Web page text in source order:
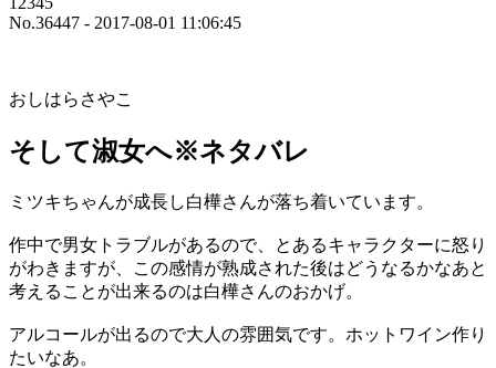
No.36447 - 2017-08-01 11:06:45
おしはらさやこ
そして淑女へ※ネタバレ
ミツキちゃんが成長し白樺さんが落ち着いています。
作中で男女トラブルがあるので、とあるキャラクターに怒り
がわきますが、この感情が熟成された後はどうなるかなあと
考えることが出来るのは白樺さんのおかげ。
アルコールが出るので大人の雰囲気です。ホットワイン作り
たいなあ。